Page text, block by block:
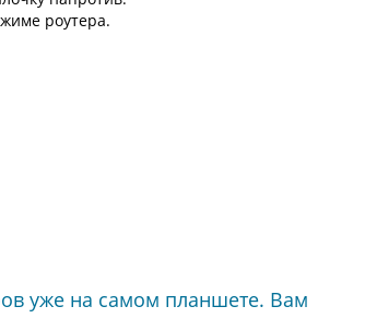
роутера.
уже на самом планшете. Вам